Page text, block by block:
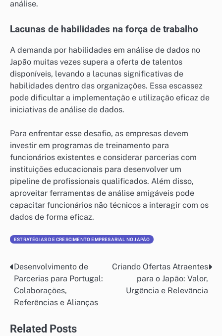
análise.
Lacunas de habilidades na força de trabalho
A demanda por habilidades em análise de dados no
Japão muitas vezes supera a oferta de talentos
disponíveis, levando a lacunas significativas de
habilidades dentro das organizações. Essa escassez
pode dificultar a implementação e utilização eficaz de
iniciativas de análise de dados.
Para enfrentar esse desafio, as empresas devem
investir em programas de treinamento para
funcionários existentes e considerar parcerias com
instituições educacionais para desenvolver um
pipeline de profissionais qualificados. Além disso,
aproveitar ferramentas de análise amigáveis pode
capacitar funcionários não técnicos a interagir com os
dados de forma eficaz.
ESTRATÉGIAS DE CRESCIMENTO EMPRESARIAL NO JAPÃO
Post
navigation
Desenvolvimento de
Parcerias para Portugal:
Colaborações,
Referências e Alianças
Criando Ofertas Atraentes
para o Japão: Valor,
Urgência e Relevância
Related Posts